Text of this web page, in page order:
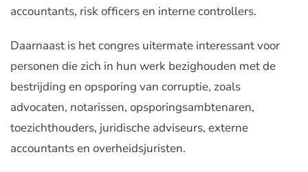
accountants, risk officers en interne controllers.
Daarnaast is het congres uitermate interessant voor
personen die zich in hun werk bezighouden met de
bestrijding en opsporing van corruptie, zoals
advocaten, notarissen, opsporingsambtenaren,
toezichthouders, juridische adviseurs, externe
accountants en overheidsjuristen.